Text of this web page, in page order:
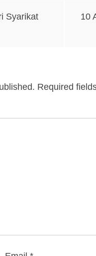
Syarikat
10
Required